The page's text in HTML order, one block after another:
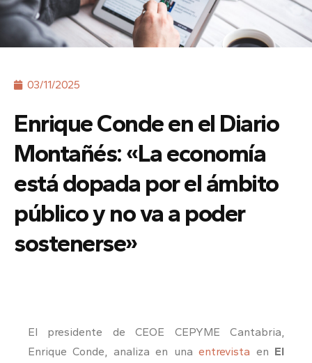
03/11/2025
Enrique Conde en el Diario
Montañés: «La economía
está dopada por el ámbito
público y no va a poder
sostenerse»
El presidente de CEOE CEPYME Cantabria,
Enrique Conde, analiza en una entrevista en El